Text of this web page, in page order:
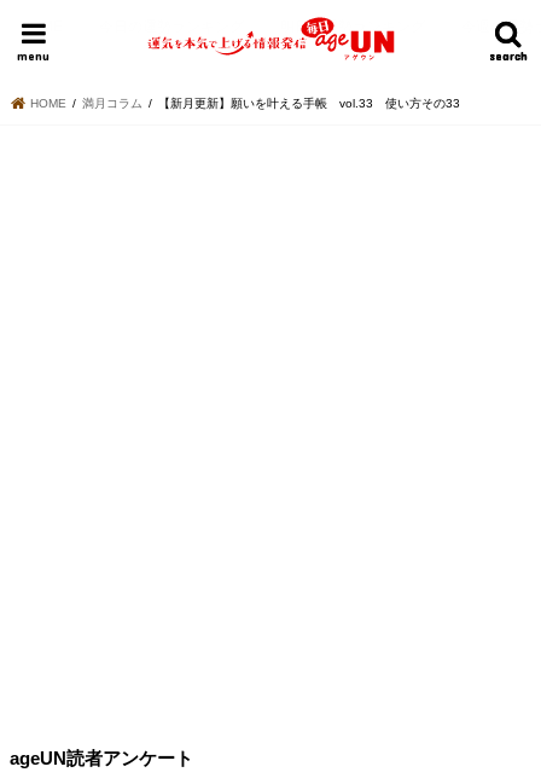
search
search
menu
HOME 明日の運勢ランキング 今週の運勢
HOME 満月コラム 【新月更新】願いを叶える手帳 vol.33 使い方その33
ageUN読者アンケート